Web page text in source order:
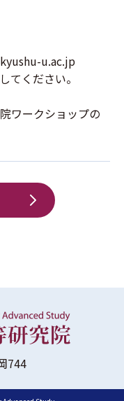
u.ac.jp
ください。
ワークショップの
744